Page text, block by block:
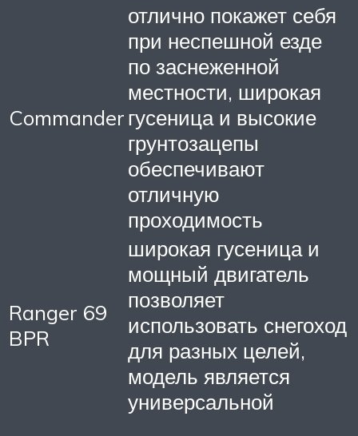
Commander
отлично покажет себя
при неспешной езде
по заснеженной
местности, широкая
гусеница и высокие
грунтозацепы
обеспечивают
отличную
проходимость
Ranger 69
BPR
широкая гусеница и
мощный двигатель
позволяет
использовать снегоход
для разных целей,
модель является
универсальной